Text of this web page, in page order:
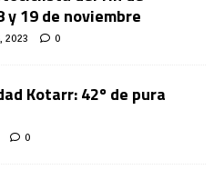
y 19 de noviembre
2023 0
Kotarr: 42º de pura
0